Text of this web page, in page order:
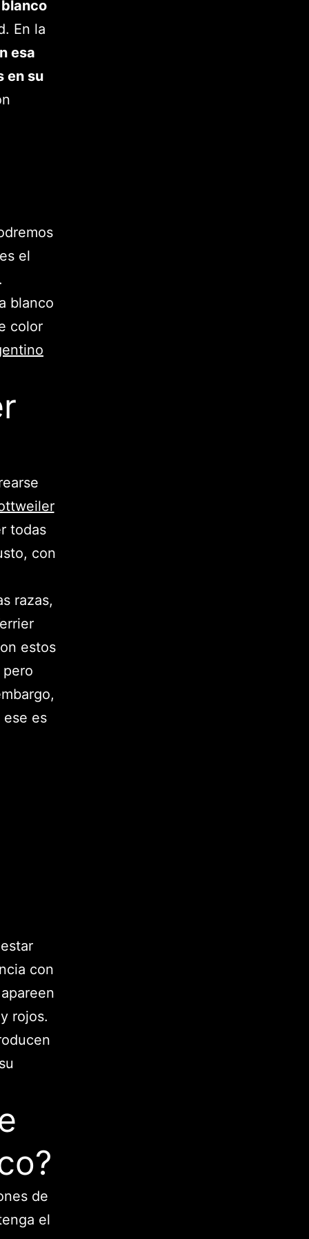
En la
esa
en su
el
blanco
color
todas
con
razas,
estos
es
con
rojos.
de
el